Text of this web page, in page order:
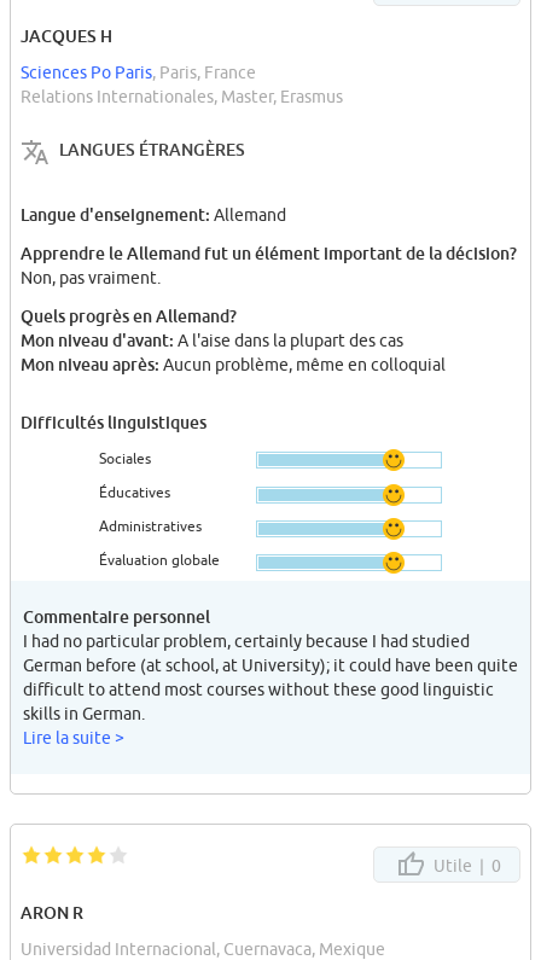
JACQUES H
Sciences Po Paris, Paris, France
Relations Internationales, Master, Erasmus
LANGUES ÉTRANGÈRES
Langue d'enseignement: Allemand
Apprendre le Allemand fut un élément important de la décision?
Non, pas vraiment.
Quels progrès en Allemand?
Mon niveau d'avant: A l'aise dans la plupart des cas
Mon niveau après: Aucun problème, même en colloquial
Difficultés linguistiques
Sociales
Éducatives
Administratives
Évaluation globale
Commentaire personnel
I had no particular problem, certainly because I had studied
German before (at school, at University); it could have been quite
difficult to attend most courses without these good linguistic
skills in German.
Lire la suite >
Utile | 0
ARON R
Universidad Internacional, Cuernavaca, Mexique